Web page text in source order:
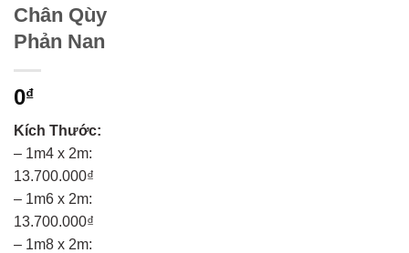
Chân Qùy
Phản Nan
0₫
Kích Thước:
– 1m4 x 2m:
13.700.000₫
– 1m6 x 2m:
13.700.000₫
– 1m8 x 2m: